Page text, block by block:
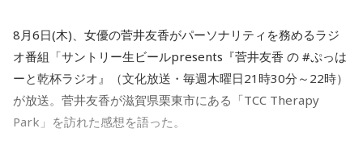
8月6日(木)、女優の菅井友香がパーソナリティを務めるラジ
オ番組「サントリー生ビールpresents『菅井友香 の #ぷっは
ーと乾杯ラジオ』（文化放送・毎週木曜日21時30分～22時）
が放送。菅井友香が滋賀県栗東市にある「TCC Therapy
Park」を訪れた感想を語った。